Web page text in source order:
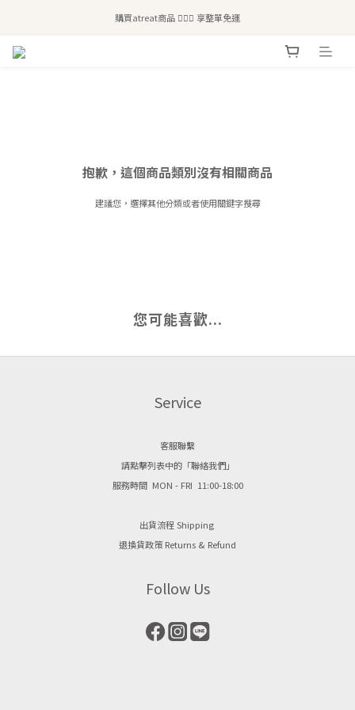
全站滿$2,500免運｜6/30前 含新品滿$1,300超取免運
購買atreat商品 💆🏻‍♀️ 享整單免運
抱歉，這個商品類別沒有相關商品
建議您，選擇其他分類或者使用關鍵字搜尋
您可能喜歡...
Service
客服聯繫
請點擊列表中的「聯絡我們」
服務時間 MON - FRI 11:00-18:00
出貨流程 Shipping
退換貨政策 Returns & Refund
Follow Us